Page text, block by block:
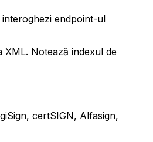
endpoint-ul
XML. Notează indexul de
certSIGN, Alfasign,